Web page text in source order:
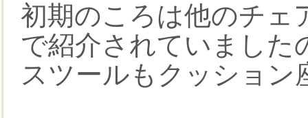
初期のころは他のチェ
で紹介されていました
スツールもクッション